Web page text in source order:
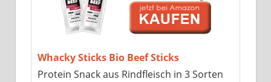
Whacky Sticks Bio Beef Sticks
Protein Snack aus Rindfleisch in 3 Sorten